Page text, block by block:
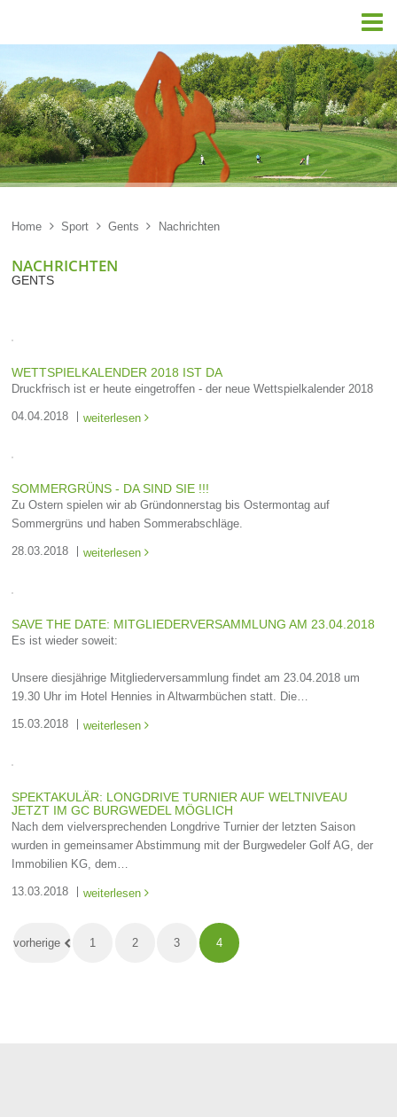

Home  Sport  Gents  Nachrichten
NACHRICHTEN
GENTS
WETTSPIELKALENDER 2018 IST DA
Druckfrisch ist er heute eingetroffen - der neue Wettspielkalender 2018
04.04.2018 weiterlesen
SOMMERGRÜNS - DA SIND SIE !!!
Zu Ostern spielen wir ab Gründonnerstag bis Ostermontag auf
Sommergrüns und haben Sommerabschläge.
28.03.2018 weiterlesen
SAVE THE DATE: MITGLIEDERVERSAMMLUNG AM 23.04.2018
Es ist wieder soweit:
Unsere diesjährige Mitgliederversammlung findet am 23.04.2018 um
19.30 Uhr im Hotel Hennies in Altwarmbüchen statt. Die…
15.03.2018 weiterlesen
SPEKTAKULÄR: LONGDRIVE TURNIER AUF WELTNIVEAU
JETZT IM GC BURGWEDEL MÖGLICH
Nach dem vielversprechenden Longdrive Turnier der letzten Saison
wurden in gemeinsamer Abstimmung mit der Burgwedeler Golf AG, der
Immobilien KG, dem…
13.03.2018 weiterlesen
vorherige 1 2 3 4